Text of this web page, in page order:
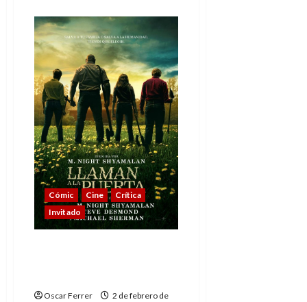
El
agravio
por
expresión
(o
la
importancia
de
visionario»)
Cómic Cine
Crítica
Invitado
Oscar Ferrer
2 de febrero de